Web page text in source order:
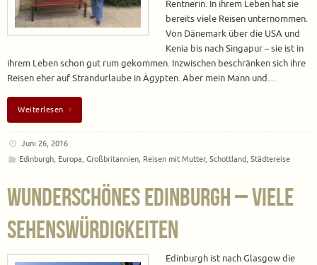
Rentnerin. In ihrem Leben hat sie
bereits viele Reisen unternommen.
Von Dänemark über die USA und
Kenia bis nach Singapur – sie ist in
ihrem Leben schon gut rum gekommen. Inzwischen beschränken sich ihre
Reisen eher auf Strandurlaube in Ägypten. Aber mein Mann und…
Weiterlesen
Juni 26, 2016
Edinburgh, Europa, Großbritannien, Reisen mit Mutter, Schottland, Städtereise
Wunderschönes Edinburgh – Viele
Sehenswürdigkeiten
Edinburgh ist nach Glasgow die